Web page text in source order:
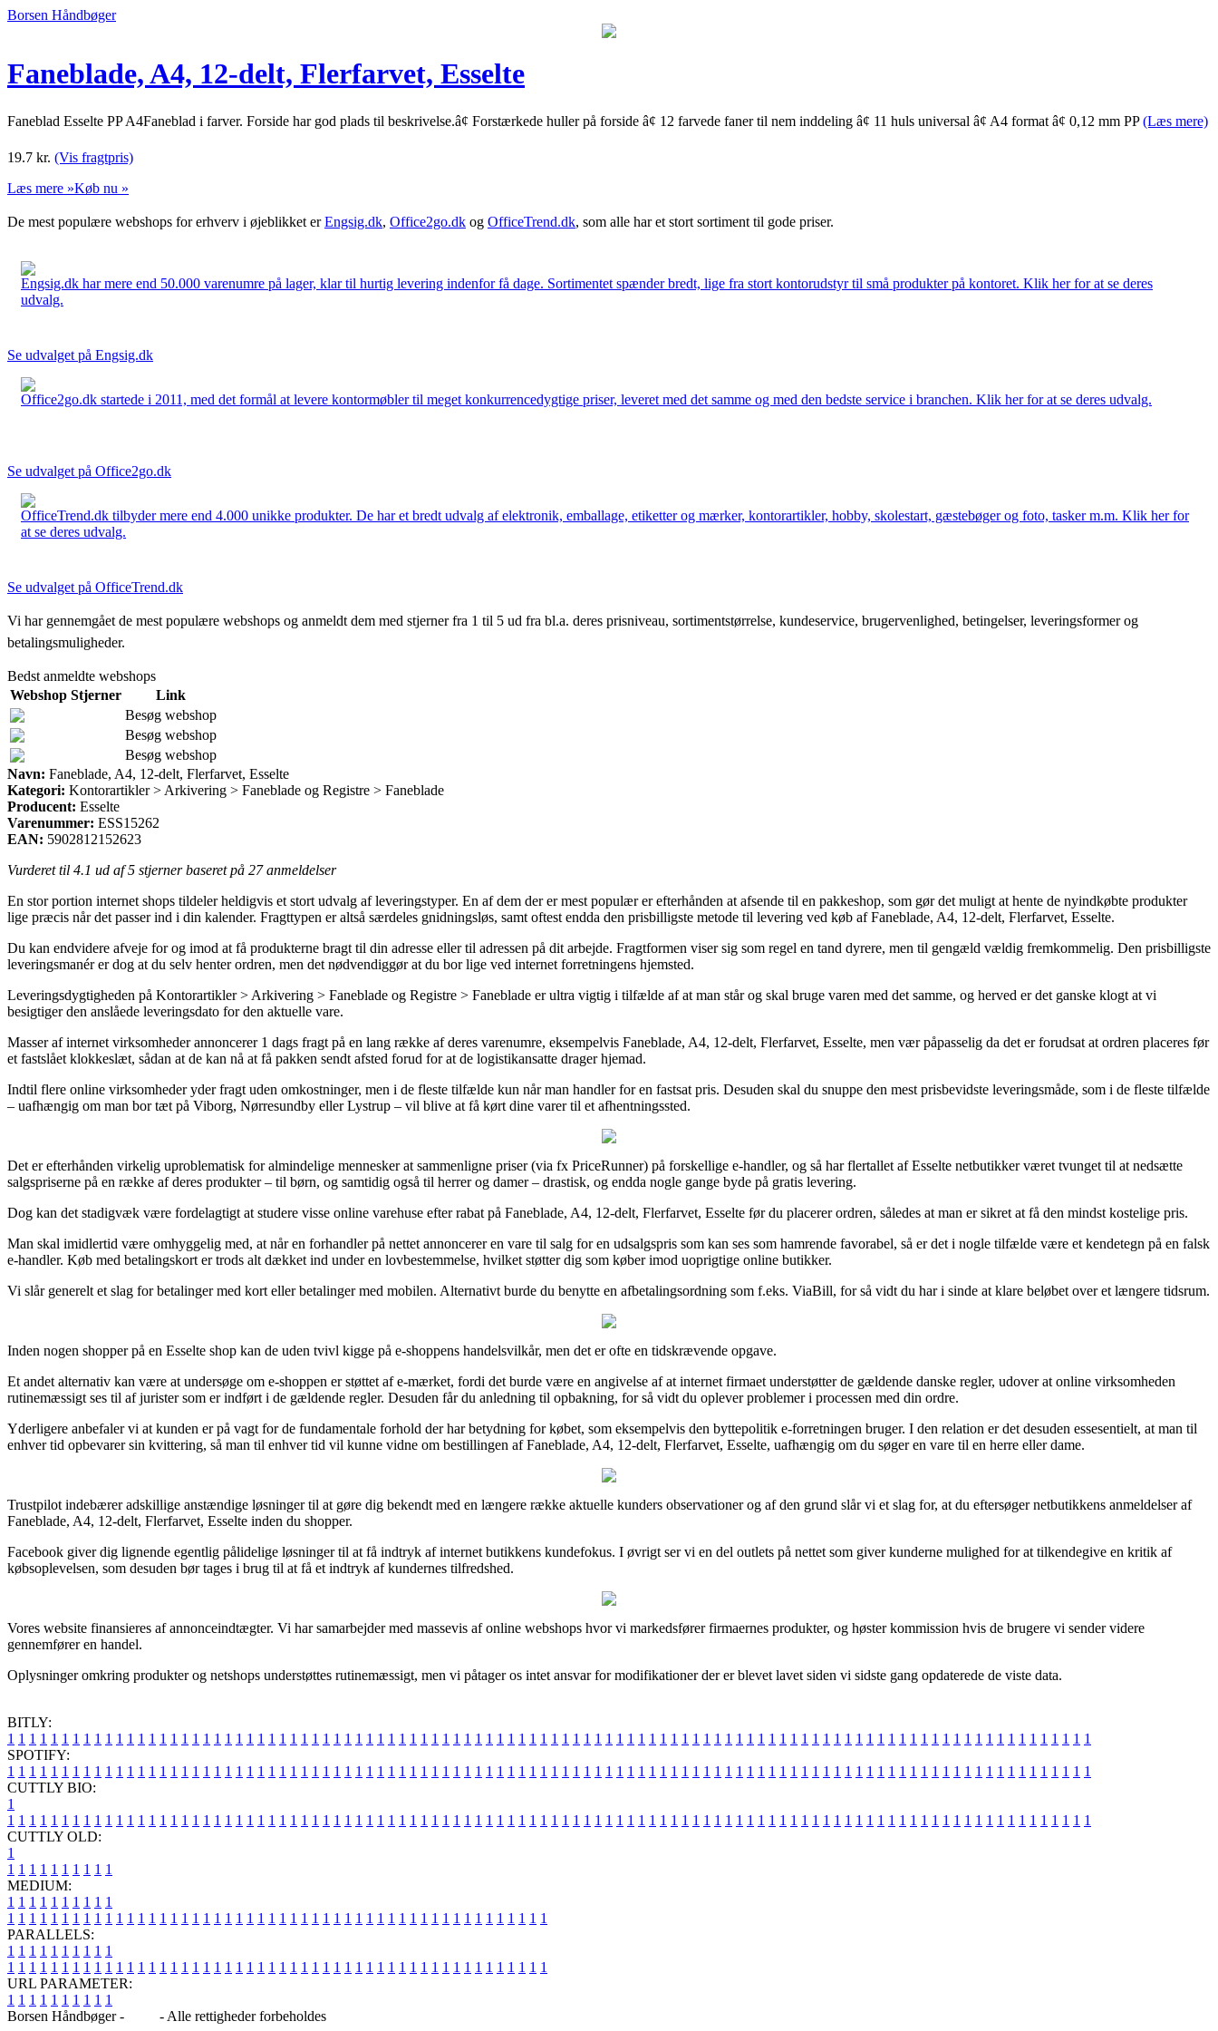
Borsen Håndbøger
Faneblade, A4, 12-delt, Flerfarvet, Esselte
Faneblad Esselte PP A4Faneblad i farver. Forside har god plads til beskrivelse.â¢ Forstærkede huller på forside â¢ 12 farvede faner til nem inddeling â¢ 11 huls universal â¢ A4 format â¢ 0,12 mm PP(Læs mere)
19.7 kr. (Vis fragtpris)
Læs mere »Køb nu »
De mest populære webshops for erhverv i øjeblikket erEngsig.dk, Office2go.dk og OfficeTrend.dk, som alle har et stort sortiment til gode priser.
Engsig.dk har mere end 50.000 varenumre på lager, klar til hurtig levering indenfor få dage. Sortimentet spænder bredt, lige fra stort kontorudstyr til små produkter på kontoret. Klik her for at se deres
udvalg.
Se udvalget på Engsig.dk
Office2go.dk startede i 2011, med det formål at levere kontormøbler til meget konkurrencedygtige priser, leveret med det samme og med den bedste service i branchen. Klik her for at se deres udvalg.
Se udvalget på Office2go.dk
OfficeTrend.dk tilbyder mere end 4.000 unikke produkter. De har et bredt udvalg af elektronik, emballage, etiketter og mærker, kontorartikler, hobby, skolestart, gæstebøger og foto, tasker m.m. Klik her for
at se deres udvalg.
Se udvalget på OfficeTrend.dk
Vi har gennemgået de mest populære webshops og anmeldt dem med stjerner fra 1 til 5 ud fra bl.a. deres prisniveau, sortimentstørrelse, kundeservice, brugervenlighed, betingelser, leveringsformer og
betalingsmuligheder.
Bedst anmeldte webshops
Webshop Stjerner
Link
Besøg webshop
Besøg webshop
Besøg webshop
Navn: Faneblade, A4, 12-delt, Flerfarvet, Esselte
Kategori: Kontorartikler > Arkivering > Faneblade og Registre > Faneblade
Producent: Esselte
Varenummer: ESS15262
EAN: 5902812152623
Vurderet til 4.1 ud af 5 stjerner baseret på 27anmeldelser
En stor portion internet shops tildeler heldigvis et stort udvalg af leveringstyper. En af dem der er mest populær er efterhånden at afsende til en pakkeshop, som gør det muligt at hente de nyindkøbte produkter
lige præcis når det passer ind i din kalender. Fragttypen er altså særdeles gnidningsløs, samt oftest endda den prisbilligste metode til levering ved køb af Faneblade, A4, 12-delt, Flerfarvet, Esselte.
Du kan endvidere afveje for og imod at få produkterne bragt til din adresse eller til adressen på dit arbejde. Fragtformen viser sig som regel en tand dyrere, men til gengæld vældig fremkommelig. Den prisbilligste
leveringsmanér er dog at du selv henter ordren, men det nødvendiggør at du bor lige ved internet forretningens hjemsted.
Leveringsdygtigheden på Kontorartikler > Arkivering > Faneblade og Registre > Faneblade er ultra vigtig i tilfælde af at man står og skal bruge varen med det samme, og herved er det ganske klogt at vi
besigtiger den anslåede leveringsdato for den aktuelle vare.
Masser af internet virksomheder annoncerer 1 dags fragt på en lang række af deres varenumre, eksempelvis Faneblade, A4, 12-delt, Flerfarvet, Esselte, men vær påpasselig da det er forudsat at ordren placeres før
et fastslået klokkeslæt, sådan at de kan nå at få pakken sendt afsted forud for at de logistikansatte drager hjemad.
Indtil flere online virksomheder yder fragt uden omkostninger, men i de fleste tilfælde kun når man handler for en fastsat pris. Desuden skal du snuppe den mest prisbevidste leveringsmåde, som i de fleste tilfælde
– uafhængig om man bor tæt på Viborg, Nørresundby eller Lystrup – vil blive at få kørt dine varer til et afhentningssted.
Det er efterhånden virkelig uproblematisk for almindelige mennesker at sammenligne priser (via fx PriceRunner) på forskellige e-handler, og så har flertallet af Esselte netbutikker været tvunget til at nedsætte
salgspriserne på en række af deres produkter – til børn, og samtidig også til herrer og damer – drastisk, og endda nogle gange byde på gratis levering.
Dog kan det stadigvæk være fordelagtigt at studere visse online varehuse efter rabat på Faneblade, A4, 12-delt, Flerfarvet, Esselte før du placerer ordren, således at man er sikret at få den mindst kostelige pris.
Man skal imidlertid være omhyggelig med, at når en forhandler på nettet annoncerer en vare til salg for en udsalgspris som kan ses som hamrende favorabel, så er det i nogle tilfælde være et kendetegn på en falsk
e-handler. Køb med betalingskort er trods alt dækket ind under en lovbestemmelse, hvilket støtter dig som køber imod uoprigtige online butikker.
Vi slår generelt et slag for betalinger med kort eller betalinger med mobilen. Alternativt burde du benytte en afbetalingsordning som f.eks. ViaBill, for så vidt du har i sinde at klare beløbet over et længere tidsrum.
Inden nogen shopper på en Esselte shop kan de uden tvivl kigge på e-shoppens handelsvilkår, men det er ofte en tidskrævende opgave.
Et andet alternativ kan være at undersøge om e-shoppen er støttet af e-mærket, fordi det burde være en angivelse af at internet firmaet understøtter de gældende danske regler, udover at online virksomheden
rutinemæssigt ses til af jurister som er indført i de gældende regler. Desuden får du anledning til opbakning, for så vidt du oplever problemer i processen med din ordre.
Yderligere anbefaler vi at kunden er på vagt for de fundamentale forhold der har betydning for købet, som eksempelvis den byttepolitik e-forretningen bruger. I den relation er det desuden essesentielt, at man til
enhver tid opbevarer sin kvittering, så man til enhver tid vil kunne vidne om bestillingen af Faneblade, A4, 12-delt, Flerfarvet, Esselte, uafhængig om du søger en vare til en herre eller dame.
Trustpilot indebærer adskillige anstændige løsninger til at gøre dig bekendt med en længere række aktuelle kunders observationer og af den grund slår vi et slag for, at du eftersøger netbutikkens anmeldelser af
Faneblade, A4, 12-delt, Flerfarvet, Esselte inden du shopper.
Facebook giver dig lignende egentlig pålidelige løsninger til at få indtryk af internet butikkens kundefokus. I øvrigt ser vi en del outlets på nettet som giver kunderne mulighed for at tilkendegive en kritik af
købsoplevelsen, som desuden bør tages i brug til at få et indtryk af kundernes tilfredshed.
Vores website finansieres af annonceindtægter. Vi har samarbejder med massevis af online webshops hvor vi markedsfører firmaernes produkter, og høster kommission hvis de brugere vi sender videre
gennemfører en handel.
Oplysninger omkring produkter og netshops understøttes rutinemæssigt, men vi påtager os intet ansvar for modifikationer der er blevet lavet siden vi sidste gang opdaterede de viste data.
BITLY:
1 1 1 1 1 1 1 1 1 1 1 1 1 1 1 1 1 1 1 1 1 1 1 1 1 1 1 1 1 1 1 1 1 1 1 1 1 1 1 1 1 1 1 1 1 1 1 1 1 1 1 1 1 1 1 1 1 1 1 1 1 1 1 1 1 1 1 1 1 1 1 1 1 1 1 1 1 1 1 1 1 1 1 1 1 1 1 1 1 1 1 1 1 1 1 1 1 1 1 1
SPOTIFY:
1 1 1 1 1 1 1 1 1 1 1 1 1 1 1 1 1 1 1 1 1 1 1 1 1 1 1 1 1 1 1 1 1 1 1 1 1 1 1 1 1 1 1 1 1 1 1 1 1 1 1 1 1 1 1 1 1 1 1 1 1 1 1 1 1 1 1 1 1 1 1 1 1 1 1 1 1 1 1 1 1 1 1 1 1 1 1 1 1 1 1 1 1 1 1 1 1 1 1 1
CUTTLY BIO:
1
1 1 1 1 1 1 1 1 1 1 1 1 1 1 1 1 1 1 1 1 1 1 1 1 1 1 1 1 1 1 1 1 1 1 1 1 1 1 1 1 1 1 1 1 1 1 1 1 1 1 1 1 1 1 1 1 1 1 1 1 1 1 1 1 1 1 1 1 1 1 1 1 1 1 1 1 1 1 1 1 1 1 1 1 1 1 1 1 1 1 1 1 1 1 1 1 1 1 1 1
CUTTLY OLD:
1
1 1 1 1 1 1 1 1 1 1
MEDIUM:
1 1 1 1 1 1 1 1 1 1
1 1 1 1 1 1 1 1 1 1 1 1 1 1 1 1 1 1 1 1 1 1 1 1 1 1 1 1 1 1 1 1 1 1 1 1 1 1 1 1 1 1 1 1 1 1 1 1 1 1
PARALLELS:
1 1 1 1 1 1 1 1 1 1
1 1 1 1 1 1 1 1 1 1 1 1 1 1 1 1 1 1 1 1 1 1 1 1 1 1 1 1 1 1 1 1 1 1 1 1 1 1 1 1 1 1 1 1 1 1 1 1 1 1
URL PARAMETER:
1 1 1 1 1 1 1 1 1 1
Borsen Håndbøger -
- Alle rettigheder forbeholdes